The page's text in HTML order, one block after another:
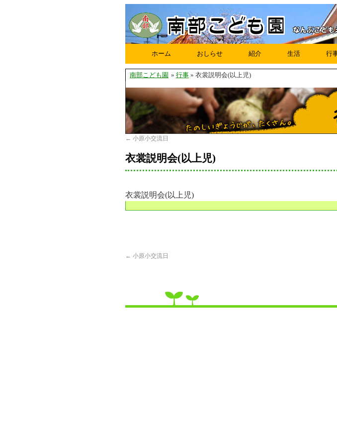
ホーム おしらせ 紹介 生活 行
南部こども園 » 行事 » 衣裳説明会(以上児)
← 小原小交流日
衣裳説明会(以上児)
衣裳説明会(以上児)
← 小原小交流日